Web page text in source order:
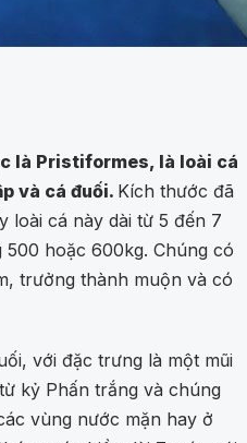
là Pristiformes, là loài cá
và cá đuối. Kích thước đã
loài cá này dài từ 5 đến 7
hoặc 600kg. Chúng có
trưởng thành muộn và có
với đặc trưng là một mũi
kỷ Phấn trắng và chúng
vùng nước mặn hay ở